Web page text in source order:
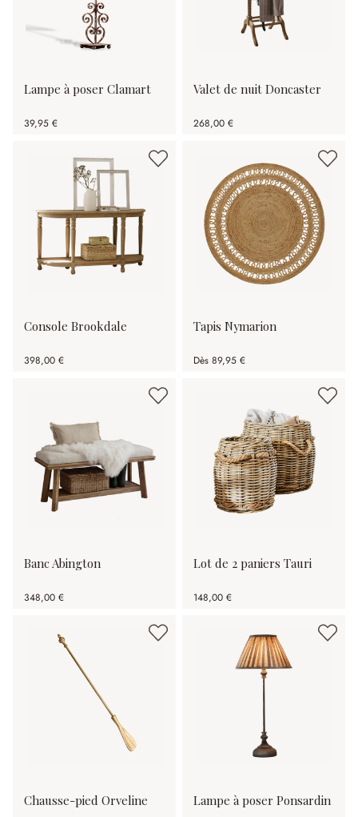
Lampe à poser Clamart
39,95 €
Valet de nuit Doncaster
268,00 €
Console Brookdale
398,00 €
Tapis Nymarion
Dès 89,95 €
Banc Abington
348,00 €
Lot de 2 paniers Tauri
148,00 €
Chausse-pied Orveline Lampe à poser Ponsardin